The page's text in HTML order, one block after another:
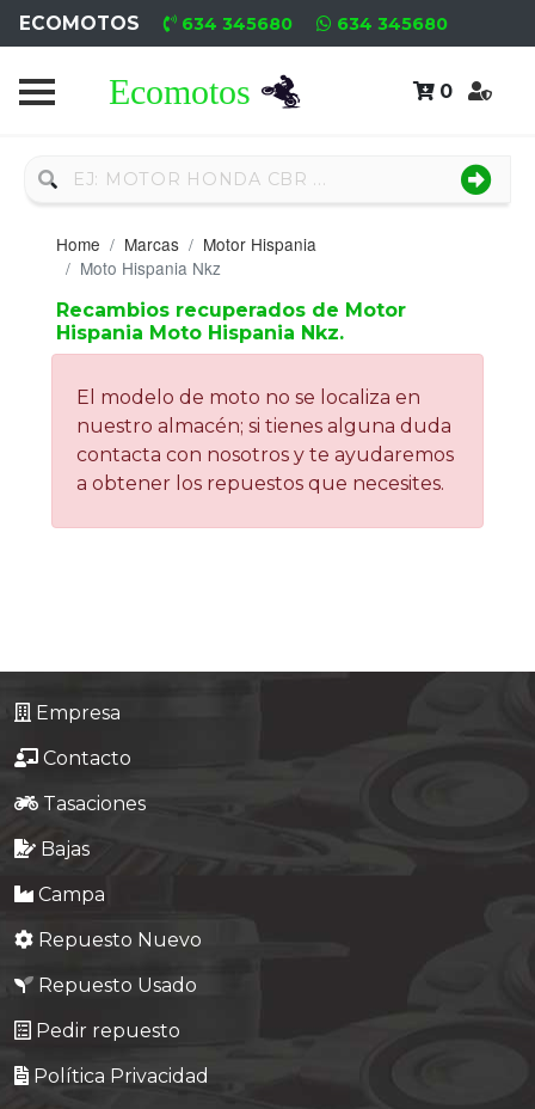
ECOMOTOS 634 345680 634 345680
0
Home
Nuevo
Neumáticos
Campa
Nuevos
Motores
Contacto
Home Marcas
Motor Hispania
Moto Hispania Nkz
Recambios recuperados de Motor
Hispania Moto Hispania Nkz.
El modelo de moto no se localiza en
nuestro almacén; si tienes alguna duda
contacta con nosotros y te ayudaremos
a obtener los repuestos que necesites.
Empresa
Contacto
Tasaciones
Bajas
Campa
Repuesto Nuevo
Repuesto Usado
Pedir repuesto
Política Privacidad